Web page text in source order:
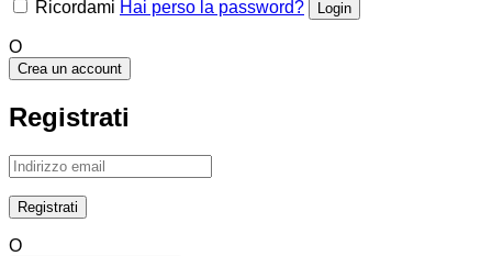
Ricordami Hai perso la password?
O
Crea un account
Registrati
O